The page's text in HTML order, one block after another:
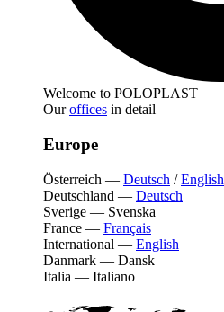
Welcome to POLOPLAST
Ouroffices in detail
Europe
Österreich — Deutsch /English
Deutschland — Deutsch
Sverige — Svenska
France — Français
International — English
Danmark — Dansk
Italia — Italiano